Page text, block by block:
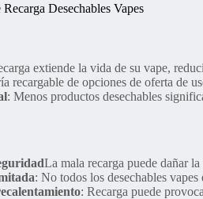
Desechables Vapes
extiende la vida de su vape,
recargable de opciones de oferta de
: Menos productos desechables
La mala recarga puede dañar
: No todos los desechables vapes
: Recarga puede